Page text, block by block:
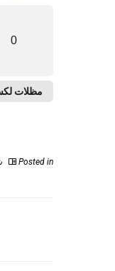
0
مظلات
Posted in